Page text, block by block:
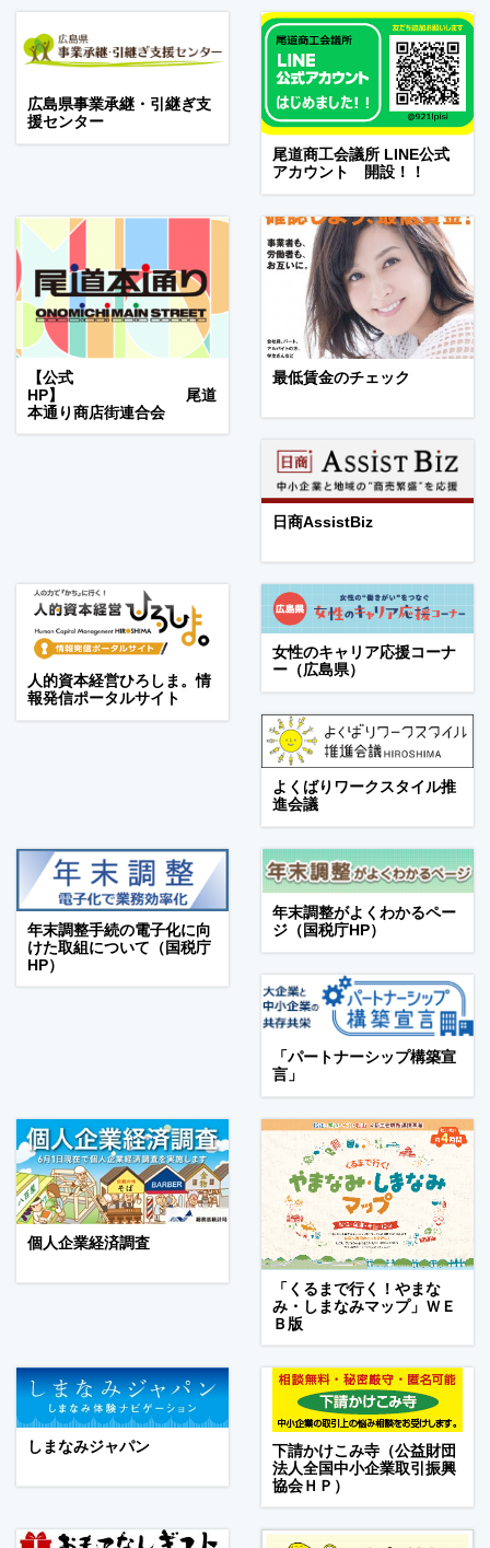
広島県事業承継・引継ぎ支
援センター
尾道商工会議所 LINE公式
アカウント 開設！！
【公式
HP】 尾道
本通り商店街連合会
最低賃金のチェック
日商AssistBiz
人的資本経営ひろしま。情
報発信ポータルサイト
女性のキャリア応援コーナ
ー（広島県）
よくばりワークスタイル推
進会議
年末調整手続の電子化に向
けた取組について（国税庁
HP）
年末調整がよくわかるペー
ジ（国税庁HP）
「パートナーシップ構築宣
言」
個人企業経済調査
「くるまで行く！やまな
み・しまなみマップ」ＷＥ
Ｂ版
しまなみジャパン
下請かけこみ寺（公益財団
法人全国中小企業取引振興
協会ＨＰ）